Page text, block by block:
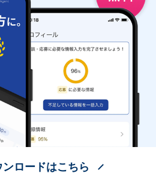
ロードはこちら